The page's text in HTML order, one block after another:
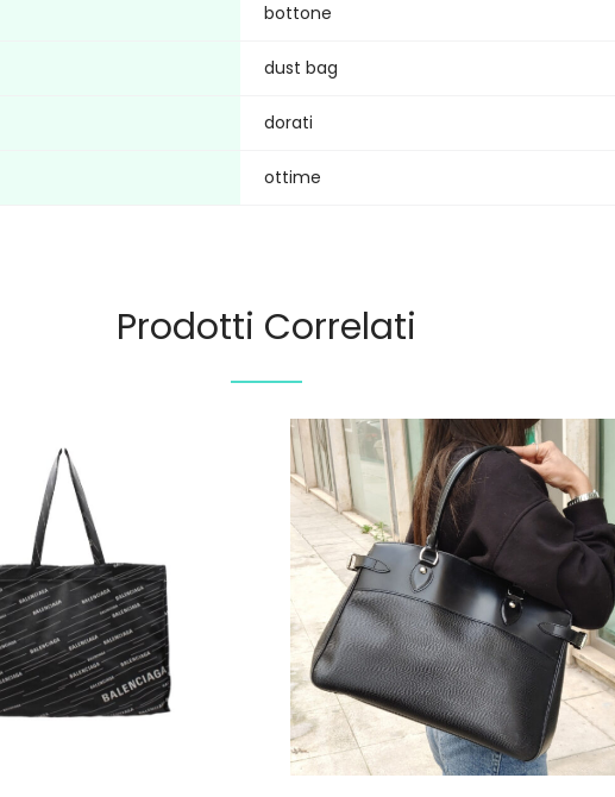
bottone
dust bag
dorati
ottime
Prodotti Correlati